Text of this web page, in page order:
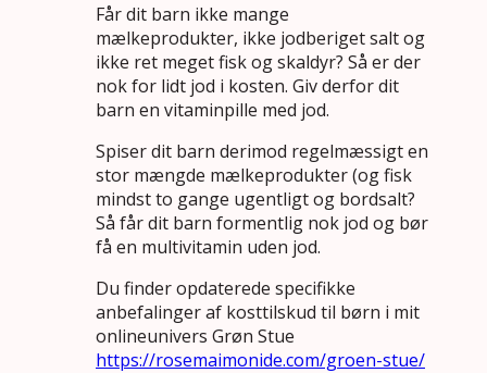
Får dit barn ikke mange
mælkeprodukter, ikke jodberiget salt og
ikke ret meget fisk og skaldyr? Så er der
nok for lidt jod i kosten. Giv derfor dit
barn en vitaminpille med jod.
Spiser dit barn derimod regelmæssigt en
stor mængde mælkeprodukter (og fisk
mindst to gange ugentligt og bordsalt?
Så får dit barn formentlig nok jod og bør
få en multivitamin uden jod.
Du finder opdaterede specifikke
anbefalinger af kosttilskud til børn i mit
onlineunivers Grøn Stue
https://rosemaimonide.com/groen-stue/